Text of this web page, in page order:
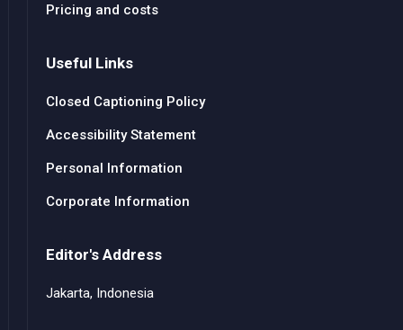
Pricing and costs
Useful Links
Closed Captioning Policy
Accessibility Statement
Personal Information
Corporate Information
Editor's Address
Jakarta, Indonesia